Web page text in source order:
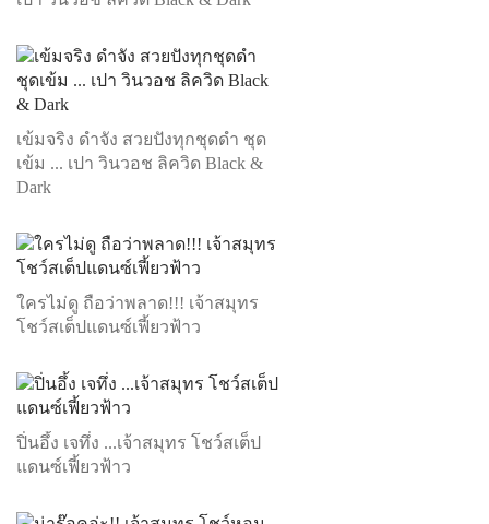
เข้มจริง ดำจัง สวยปังทุกชุดดำ ชุด
เข้ม ... เปา วินวอช ลิควิด Black &
Dark
ใครไม่ดู ถือว่าพลาด!!! เจ้าสมุทร
โชว์สเต็ปแดนซ์เฟี้ยวฟ้าว
ปิ่นอึ้ง เจทึ่ง ...เจ้าสมุทร โชว์สเต็ป
แดนซ์เฟี้ยวฟ้าว